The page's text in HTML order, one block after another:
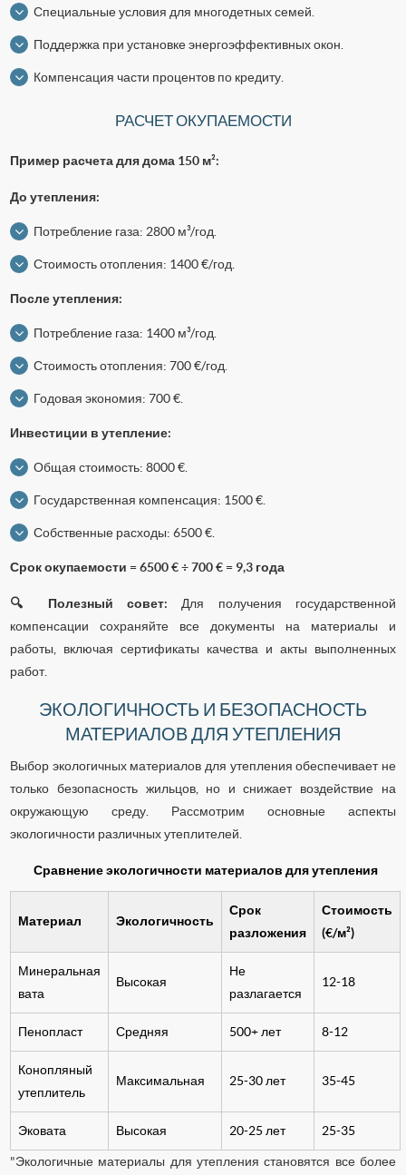
Специальные условия для многодетных семей.
Поддержка при установке энергоэффективных окон.
Компенсация части процентов по кредиту.
РАСЧЕТ ОКУПАЕМОСТИ
Пример расчета для дома 150 м²:
До утепления:
Потребление газа: 2800 м³/год.
Стоимость отопления: 1400 €/год.
После утепления:
Потребление газа: 1400 м³/год.
Стоимость отопления: 700 €/год.
Годовая экономия: 700 €.
Инвестиции в утепление:
Общая стоимость: 8000 €.
Государственная компенсация: 1500 €.
Собственные расходы: 6500 €.
Срок окупаемости = 6500 € ÷ 700 € = 9,3 года
🔍 Полезный совет: Для получения государственной
компенсации сохраняйте все документы на материалы и
работы, включая сертификаты качества и акты выполненных
работ.
ЭКОЛОГИЧНОСТЬ И БЕЗОПАСНОСТЬ
МАТЕРИАЛОВ ДЛЯ УТЕПЛЕНИЯ
Выбор экологичных материалов для утепления обеспечивает не
только безопасность жильцов, но и снижает воздействие на
окружающую среду. Рассмотрим основные аспекты
экологичности различных утеплителей.
Сравнение экологичности материалов для утепления
Материал Экологичность
Срок
разложения
Стоимость
(€/м²)
Минеральная
вата
Высокая
Не
разлагается
12-18
Пенопласт Средняя 500+ лет 8-12
Конопляный
утеплитель
Максимальная 25-30 лет 35-45
Эковата Высокая 20-25 лет 25-35
"Экологичные материалы для утепления становятся все более